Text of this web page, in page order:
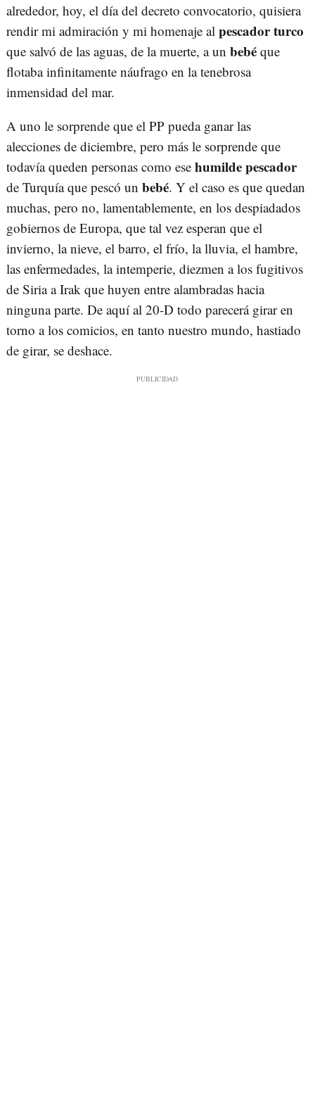
alrededor, hoy, el día del decreto convocatorio, quisiera
rendir mi admiración y mi homenaje al pescador turco
que salvó de las aguas, de la muerte, a un bebé que
flotaba infinitamente náufrago en la tenebrosa
inmensidad del mar.
A uno le sorprende que el PP pueda ganar las
alecciones de diciembre, pero más le sorprende que
todavía queden personas como ese humilde pescador
de Turquía que pescó un bebé. Y el caso es que quedan
muchas, pero no, lamentablemente, en los despiadados
gobiernos de Europa, que tal vez esperan que el
invierno, la nieve, el barro, el frío, la lluvia, el hambre,
las enfermedades, la intemperie, diezmen a los fugitivos
de Siria a Irak que huyen entre alambradas hacia
ninguna parte. De aquí al 20-D todo parecerá girar en
torno a los comicios, en tanto nuestro mundo, hastiado
de girar, se deshace.